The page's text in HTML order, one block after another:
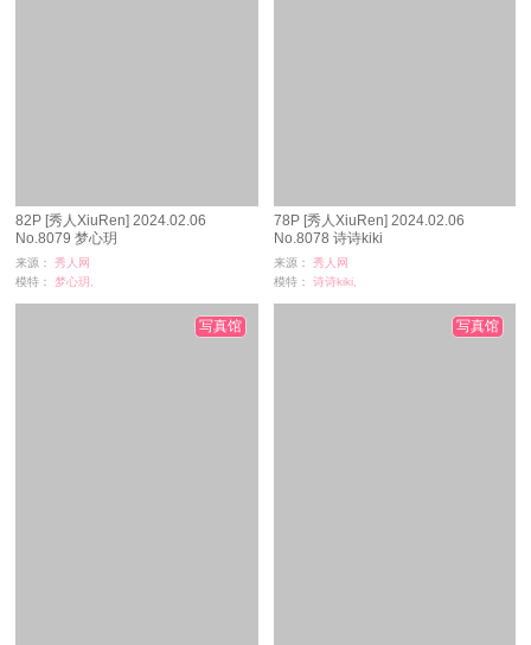
82P [秀人XiuRen] 2024.02.06
No.8079 梦心玥
来源：
秀人网
模特：
梦心玥,
78P [秀人XiuRen] 2024.02.06
No.8078 诗诗kiki
来源：
秀人网
模特：
诗诗kiki,
写真馆 写真馆